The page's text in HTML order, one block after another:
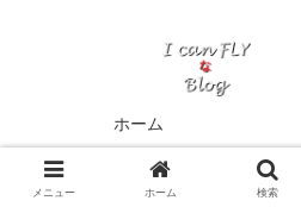
ホーム
ラッシュデュエル
まとめ記事【ラッシュデュエル】
メニュー ホーム 検索